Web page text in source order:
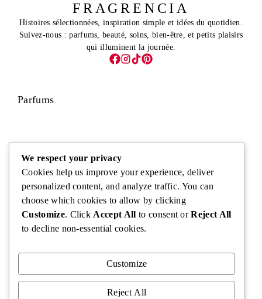
FRAGRENCIA
Histoires sélectionnées, inspiration simple et idées du quotidien.
Suivez-nous : parfums, beauté, soins, bien-être, et petits plaisirs
qui illuminent la journée.
Parfums
Visage
Corps
We respect your privacy
Cookies help us improve your experience, deliver
personalized content, and analyze traffic. You can
choose which cookies to allow by clicking
Customize. Click Accept All to consent orReject All
to decline non-essential cookies.
Customize
Reject All